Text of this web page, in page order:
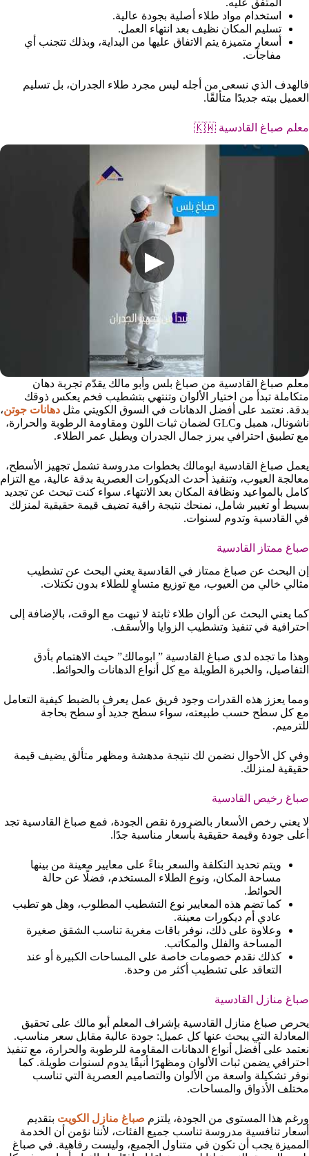
استخدام مواد طلاء أصلية بجودة عالية.
تسليم المكان نظيف بعد انتهاء العمل.
أسعار متميزة يتم الاتفاق عليها من البداية، وبذلك تتجنب أي
مفاجآت.
فالهدف الذي نسعى من أجله ليس مجرد طلاء الجدران، بل تسليم
العميل بيته جديدًا متألقًا.
معلم صباغ القادسية 🇰🇼
▶
معلم صباغ القادسية من صباغ بلس وأبو مالك يقدّم تجربة دهان
متكاملة تبدأ من اختيار الألوان وتنتهي بتشطيب فخم يعكس ذوقك
بدقة. نعتمد على أفضل الدهانات في السوق الكويتي مثل دهانات جوتن،
ناشونال، همبل وGLC لضمان ثبات اللون ومقاومة الرطوبة والحرارة،
مع تطبيق احترافي يبرز جمال الجدران ويطيل عمر الطلاء.
يعمل صباغ القادسية ابومالك بخطوات مدروسة تشمل تجهيز الأسطح،
معالجة العيوب، وتنفيذ أحدث الديكورات العصرية بدقة عالية، مع التزام
كامل بالمواعيد ونظافة المكان بعد الانتهاء. سواء كنت تبحث عن تجديد
بسيط أو تغيير شامل، نمنحك نتيجة راقية تضيف قيمة حقيقية لمنزلك
في القادسية وتدوم لسنوات.
صباغ ممتاز القادسية
إن البحث عن صباغ ممتاز في القادسية يعني البحث عن تشطيب
مثالي خالي من العيوب، مع توزيع متساوٍ للطلاء بدون تكتلات.
كما يعني البحث عن ألوان طلاء ثابتة لا تبهت مع الوقت، بالإضافة إلى
احترافية في تنفيذ وتشطيب الزوايا والأسقف.
وهذا ما تجده لدى صباغ القادسية ” ابومالك” حيث الاهتمام بأدق
التفاصيل، والخبرة الطويلة مع كل أنواع الدهانات والحوائط.
ومما يعزز هذه القدرات وجود فريق عمل يعرف بالضبط كيفية التعامل
مع كل سطح حسب طبيعته، سواء سطح جديد أو سطح بحاجة
للترميم.
وفي كل الأحوال نضمن لك نتيجة مدهشة ومظهر متألق يضيف قيمة
حقيقية لمنزلك.
صباغ رخيص القادسية
لا يعني رخص الأسعار بالضرورة نقص الجودة، فمع صباغ القادسية تجد
أعلى جودة وقيمة حقيقية بأسعار مناسبة جدًا.
ويتم تحديد التكلفة والسعر بناءً على معايير معينة من بينها
مساحة المكان، ونوع الطلاء المستخدم، فضلًا عن حالة
الحوائط.
كما تضم هذه المعايير نوع التشطيب المطلوب، وهل هو تطيب
عادي أم ديكورات معينة.
وعلاوة على ذلك، نوفر باقات مغرية تناسب الشقق صغيرة
المساحة والفلل والمكاتب.
كذلك نقدم خصومات خاصة على المساحات الكبيرة أو عند
التعاقد على تشطيب أكثر من وحدة.
صباغ منازل القادسية
يحرص صباغ منازل القادسية بإشراف المعلم أبو مالك على تحقيق
المعادلة التي يبحث عنها كل عميل: جودة عالية مقابل سعر مناسب.
نعتمد على أفضل أنواع الدهانات المقاومة للرطوبة والحرارة، مع تنفيذ
احترافي يضمن ثبات الألوان ومظهرًا أنيقًا يدوم لسنوات طويلة. كما
نوفر تشكيلة واسعة من الألوان والتصاميم العصرية التي تناسب
مختلف الأذواق والمساحات.
ورغم هذا المستوى من الجودة، يلتزم صباغ منازل الكويت بتقديم
أسعار تنافسية مدروسة تناسب جميع الفئات، لأننا نؤمن أن الخدمة
المميزة يجب أن تكون في متناول الجميع، وليست رفاهية. في صباغ